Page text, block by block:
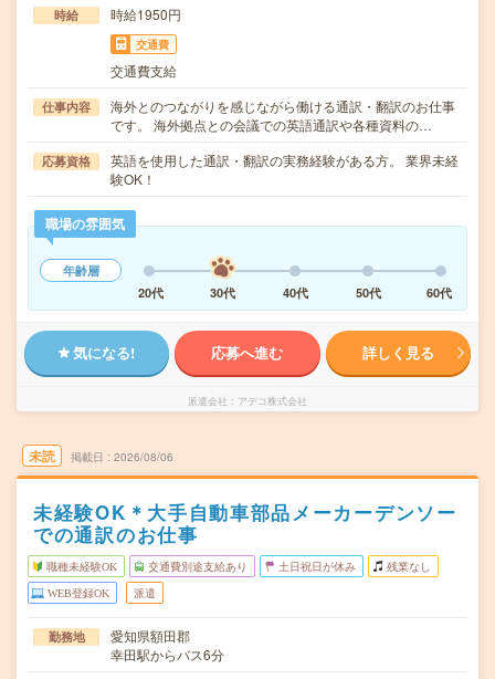
時給 時給1950円
交通費
交通費支給
仕事内容
海外とのつながりを感じながら働ける通訳・翻訳のお仕事
です。 海外拠点との会議での英語通訳や各種資料の…
応募資格
英語を使用した通訳・翻訳の実務経験がある方。 業界未経
験OK！
職場の雰囲気
年齢層
20代
30代 40代 50代 60代
気になる! 応募へ進む 詳しく見る
派遣会社 アデコ株式会社
未読 掲載日 2026/08/06
未経験OK＊大手自動車部品メーカーデンソー
での通訳のお仕事
職種未経験OK 交通費別途支給あり 土日祝日が休み 残業なし
WEB登録OK 派遣
勤務地
愛知県額田郡
幸田駅からバス6分